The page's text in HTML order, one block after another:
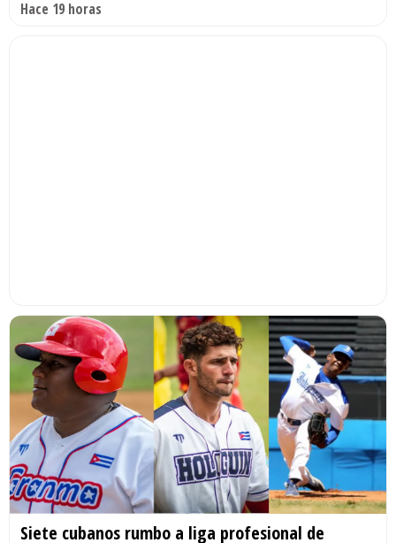
Hace 19 horas
Siete cubanos rumbo a liga profesional de